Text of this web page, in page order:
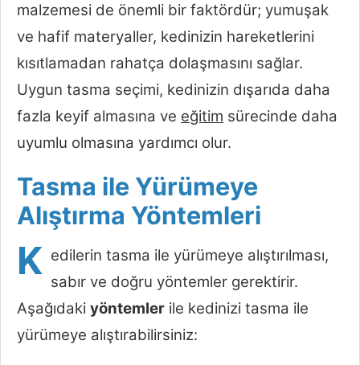
malzemesi de önemli bir faktördür; yumuşak
ve hafif materyaller, kedinizin hareketlerini
kısıtlamadan rahatça dolaşmasını sağlar.
Uygun tasma seçimi, kedinizin dışarıda daha
fazla keyif almasına ve eğitim sürecinde daha
uyumlu olmasına yardımcı olur.
Tasma ile Yürümeye
Alıştırma Yöntemleri
K edilerin tasma ile yürümeye alıştırılması,
sabır ve doğru yöntemler gerektirir.
Aşağıdaki yöntemler ile kedinizi tasma ile
yürümeye alıştırabilirsiniz: